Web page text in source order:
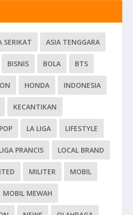
SERIKAT ASIA TENGGARA
BISNIS BOLA BTS
HONDA INDONESIA
KECANTIKAN
LA LIGA LIFESTYLE
PRANCIS LOCAL BRAND
MILITER MOBIL
MOBIL MEWAH